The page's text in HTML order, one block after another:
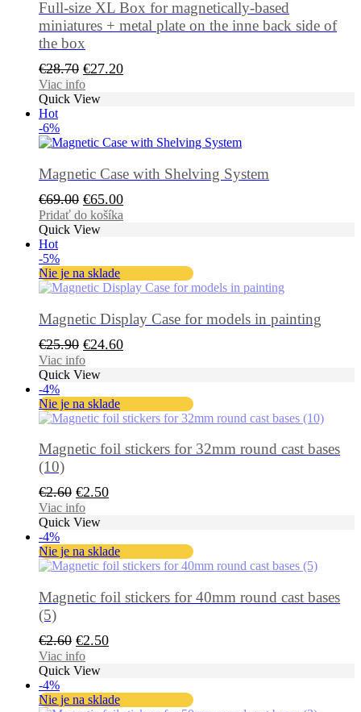
Full-size XL Box for magnetically-based
miniatures + metal plate on the inne back side of
the box
€28.70 Pôvodná
cena
bola:
€27.20Aktuálna
Viac info
Quick View
Hot
-6%
Magnetic Case with Shelving System
€69.00 Pôvodná
cena
bola:
€65.00Aktuálna
cena
Pridať do košíka
Quick View
Hot
-5%
Nie je na sklade
Magnetic Display Case for models in painting
€25.90 Pôvodná
cena
bola:
€25.90.
€24.60Aktuálna
€24.60.
Viac info
Quick View
-4%
Nie je na sklade
Magnetic foil stickers for 32mm round cast bases
(10)
€2.60 Pôvodná
cena
bola:
€2.60.
€2.50Aktuálna
€2.50.
Viac info
Quick View
-4%
Nie je na sklade
Magnetic foil stickers for 40mm round cast bases
(5)
€2.60 Pôvodná
cena
bola:
€2.60.
€2.50Aktuálna
€2.50.
Viac info
Quick View
-4%
Nie je na sklade